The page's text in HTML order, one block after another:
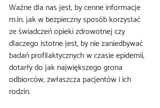
Ważne dla nas jest, by cenne informacje
m.in. jak w bezpieczny sposób korzystać
ze świadczeń opieki zdrowotnej czy
dlaczego istotne jest, by nie zaniedbywać
badań profilaktycznych w czasie epidemii,
dotarły do jak największego grona
odbiorców, zwłaszcza pacjentów i ich
rodzin.